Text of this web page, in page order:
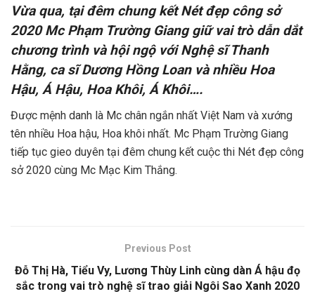
Vừa qua, tại đêm chung kết Nét đẹp công sở
2020 Mc Phạm Trường Giang giữ vai trò dẫn dắt
chương trình và hội ngộ với Nghệ sĩ Thanh
Hằng, ca sĩ Dương Hồng Loan và nhiều Hoa
Hậu, Á Hậu, Hoa Khôi, Á Khôi….
Được mệnh danh là Mc chân ngắn nhất Việt Nam và xướng
tên nhiều Hoa hậu, Hoa khôi nhất. Mc Phạm Trường Giang
tiếp tục gieo duyên tại đêm chung kết cuộc thi Nét đẹp công
sở 2020 cùng Mc Mạc Kim Thắng.
Previous Post
Đỗ Thị Hà, Tiểu Vy, Lương Thùy Linh cùng dàn Á hậu đọ
sắc trong vai trò nghệ sĩ trao giải Ngôi Sao Xanh 2020